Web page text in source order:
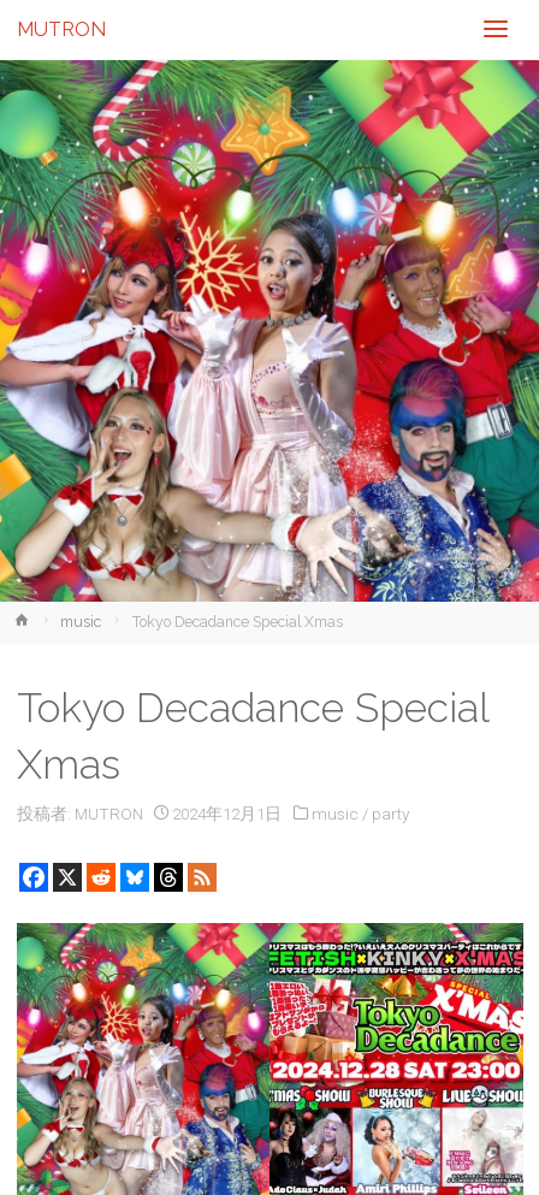
MUTRON
ホ
music Tokyo Decadance Special Xmas
Tokyo Decadance Special
Xmas
投稿者: MUTRON 2024年12月1日 music / party